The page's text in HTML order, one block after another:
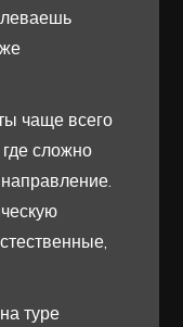
чаще всего
сложно
туре